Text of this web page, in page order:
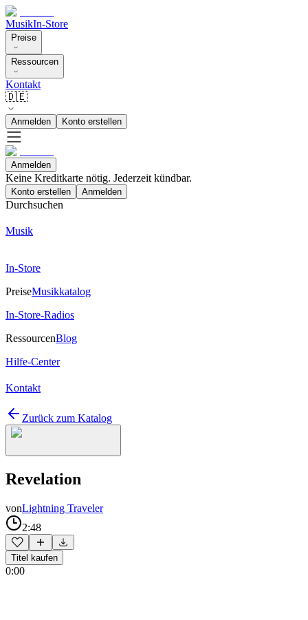
MusikIn-Store
Preise
Ressourcen
Kontakt
🇩🇪
Anmelden Konto erstellen
Anmelden
Keine Kreditkarte nötig. Jederzeit kündbar.
Konto erstellen Anmelden
Durchsuchen
Musik
In-Store
PreiseMusikkatalog
In-Store-Radios
RessourcenBlog
Hilfe-Center
Kontakt
Zurück zum Katalog
Revelation
vonLightning Traveler
2:48
Titel kaufen
0:00